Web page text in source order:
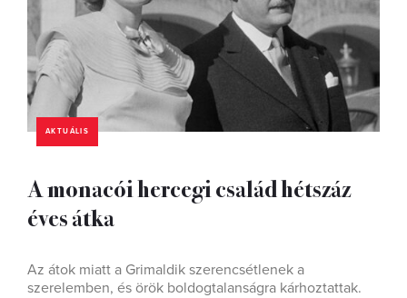
AKTUÁLIS
A monacói hercegi család hétszáz
éves átka
Az átok miatt a Grimaldik szerencsétlenek a
szerelemben, és örök boldogtalanságra kárhoztattak.